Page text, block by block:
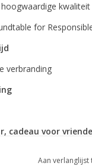
kwaliteit
for
verbranding
cadeau voor
Aan verlanglijst